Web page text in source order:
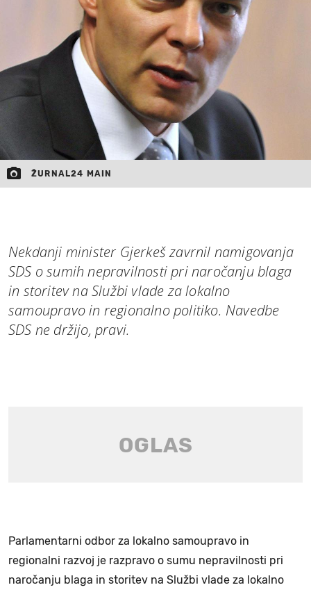
ŽURNAL24 MAIN
Nekdanji minister Gjerkeš zavrnil namigovanja
SDS o sumih nepravilnosti pri naročanju blaga
in storitev na Službi vlade za lokalno
samoupravo in regionalno politiko. Navedbe
SDS ne držijo, pravi.
Parlamentarni odbor za lokalno samoupravo in
regionalni razvoj je razpravo o sumu nepravilnosti pri
naročanju blaga in storitev na Službi vlade za lokalno